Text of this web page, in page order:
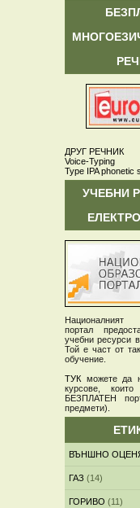
ДРУГ РЕЧНИК
Voice-Typing
Type IPA phonetic
УЧЕБНИ
Националният
портал
учебни ресурси
Той е част от
обучение.
ТУКможете да
курсове,
БЕЗПЛАТЕН
предмети).
ВЪНШНО
ГАЗ (14)
ГОРИВО (11)